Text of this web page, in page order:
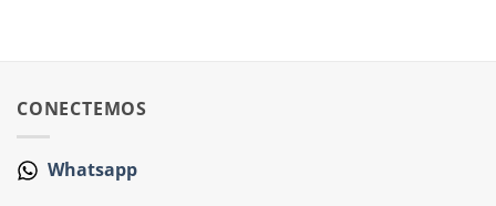
CONECTEMOS
Whatsapp